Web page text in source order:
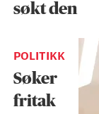
søkt den
POLITIKK
Søker
fritak